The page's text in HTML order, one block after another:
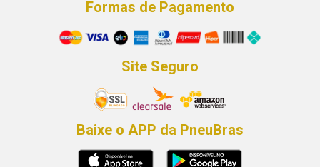
Formas de Pagamento
Site Seguro
Baixe o APP da PneuBras